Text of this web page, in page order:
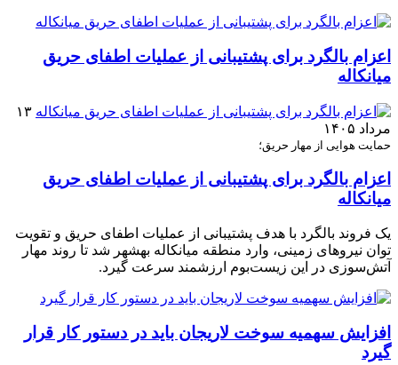
اعزام بالگرد برای پشتیبانی از عملیات اطفای حریق
میانکاله
۱۳
مرداد ۱۴۰۵
حمایت هوایی از مهار حریق؛
اعزام بالگرد برای پشتیبانی از عملیات اطفای حریق
میانکاله
یک فروند بالگرد با هدف پشتیبانی از عملیات اطفای حریق و تقویت
توان نیروهای زمینی، وارد منطقه میانکاله بهشهر شد تا روند مهار
آتش‌سوزی در این زیست‌بوم ارزشمند سرعت گیرد.
افزایش سهمیه سوخت لاریجان باید در دستور کار قرار
گیرد